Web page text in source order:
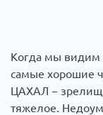
Когда мы видим
самые хорошие
ЦАХАЛ −
тяжелое.